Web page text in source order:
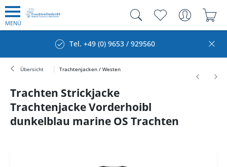
MENÜ
Tel. +49 (0) 9653 / 929560
Übersicht Trachtenjacken / Westen
Trachten Strickjacke
Trachtenjacke Vorderhoibl
dunkelblau marine OS Trachten